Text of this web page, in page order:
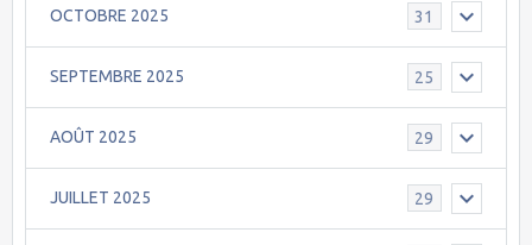
OCTOBRE 2025 31
SEPTEMBRE 2025 25
AOÛT 2025 29
JUILLET 2025 29